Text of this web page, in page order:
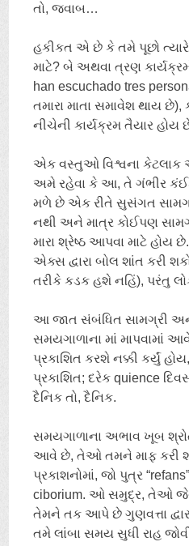
તો, જવાબ…
હકીકત એ છે કે તમે પૂછો
માટે? બે અથવા ત્રણ
han escuchado tres
તમારા માતા સમાવેશ થાય
નીચેની કાર્યક્રમ તૈયાર
એક વસ્તુઓ વિશ્વના કેટલાક
અમે રહેવા કે આ, તે ગંભીર
મળે છે એક રીતે સુસંગત
નથી અને માત્ર કોઈપણ
મારા શ્રેષ્ઠ આપવા માટે
એક્સ દ્વારા બોલ શાંત કરી
તરીકે કડક હશે નહિં), પરંતુ
આ જાત સંબંધિત સામગ્રી
સમયગાળાના માં માપવામાં
પ્રકાશિત કરશે નક્કી કર્યું
પ્રકાશિત; દરેક quience
દૈનિક તો, દૈનિક.
સમયગાળાના અભાવ ખૂબ
આવે છે, તેઓ તમને માફ કરી
પ્રકાશનોમાં, જો પુત્ર “refans
ciborium. ઓ સમુદ્ર, તેઓ
તેમને તક આપે છે ગુણવત્તા
તમે લાંબા સમય સુધી રાહ